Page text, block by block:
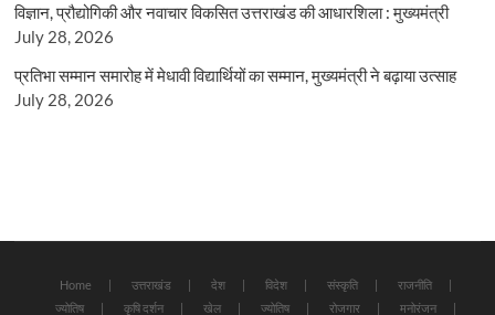
विज्ञान, प्रौद्योगिकी और नवाचार विकसित उत्तराखंड की आधारशिला : मुख्यमंत्री
July 28, 2026
प्रतिभा सम्मान समारोह में मेधावी विद्यार्थियों का सम्मान, मुख्यमंत्री ने बढ़ाया उत्साह
July 28, 2026
Home उत्तराखंड देश विदेश संस्कृति
राजनीति
ज्योतिष
कृषि दर्शन खेल ज्योतिष रोजगार मनोरंजन